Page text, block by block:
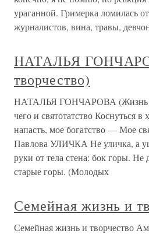
ураганной. Гримерка ломилась
журналистов, вина, травы,
НАТАЛЬЯ
творчество)
НАТАЛЬЯ ГОНЧАРОВА (Жизнь и
чего и святотатство Коснуться
напасть, мое богатство — Мое
Павлова УЛИЧКА Не уличка, а
руки от тела стена: бок горы. Не
старые горы. (Молодых
Семейная жизнь и
Семейная жизнь и творчество